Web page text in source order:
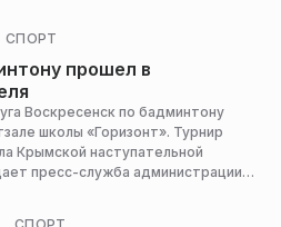
СПОРТ
прошел в
Воскресенск по бадминтону
школы «Горизонт». Турнир
Крымской наступательной
пресс-служба администрации